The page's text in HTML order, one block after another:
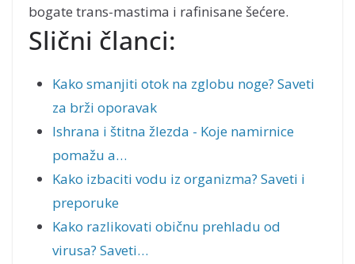
bogate trans-mastima i rafinisane šećere.
Slični članci:
Kako smanjiti otok na zglobu noge? Saveti
za brži oporavak
Ishrana i štitna žlezda - Koje namirnice
pomažu a…
Kako izbaciti vodu iz organizma? Saveti i
preporuke
Kako razlikovati običnu prehladu od
virusa? Saveti…